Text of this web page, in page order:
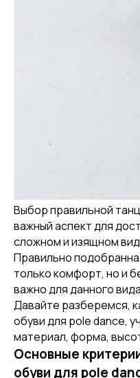
Выбор правильной
важный аспект для
сложном и изящном
Правильно
только комфорт, но и
важно для данного
Давайте разберемся,
обуви для pole dance,
материал, форма,
Основные
обуви для pole